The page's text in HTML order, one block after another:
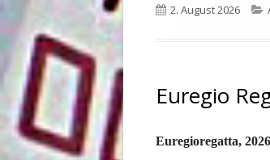
Veröffentlicht
2. August 2026
Euregio
Euregioregatta, 2026